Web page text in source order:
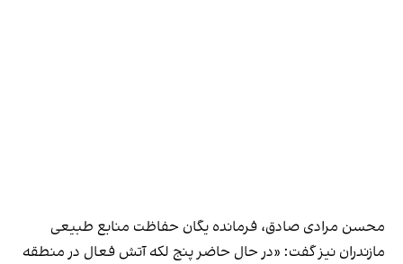
محسن مرادی صادق، فرمانده یگان حفاظت منابع طبیعی
مازندران نیز گفت: «در حال حاضر پنج لکه آتش فعال در منطقه